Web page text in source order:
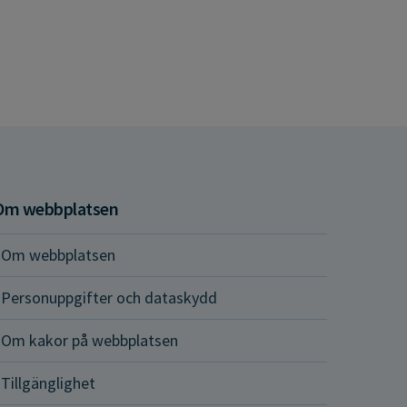
webbplatsen
Om webbplatsen
Personuppgifter och dataskydd
Om kakor på webbplatsen
Tillgänglighet